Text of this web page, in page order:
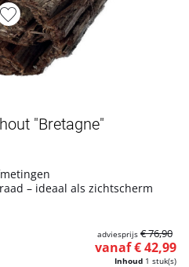
"Bretagne"
– ideaal als zichtscherm
Inhoud 1 stuk(s)
vanaf € 42,99
adviesprijs € 76,90